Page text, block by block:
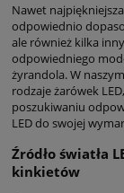
Nawet
odpowiednio
ale również kilka
odpowiedniego
żyrandola. W
rodzaje żarówek
poszukiwaniu
LED do swojej
Źródło światła
kinkietów